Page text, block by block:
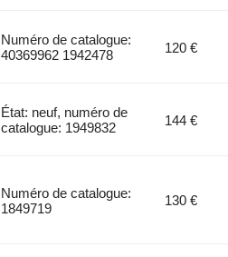
Numéro de catalogue:
40369962 1942478
120 €
État: neuf, numéro de
catalogue: 1949832
144 €
Numéro de catalogue:
1849719
130 €